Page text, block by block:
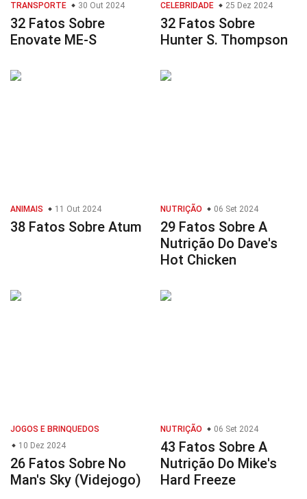
TRANSPORTE 30 Out 2024
32 Fatos Sobre
Enovate ME-S
CELEBRIDADE 25 Dez 2024
32 Fatos Sobre
Hunter S. Thompson
ANIMAIS 11 Out 2024
38 Fatos Sobre Atum
NUTRIÇÃO 06 Set 2024
29 Fatos Sobre A
Nutrição Do Dave's
Hot Chicken
JOGOS E BRINQUEDOS
10 Dez 2024
26 Fatos Sobre No
Man's Sky (Videjogo)
NUTRIÇÃO 06 Set 2024
43 Fatos Sobre A
Nutrição Do Mike's
Hard Freeze